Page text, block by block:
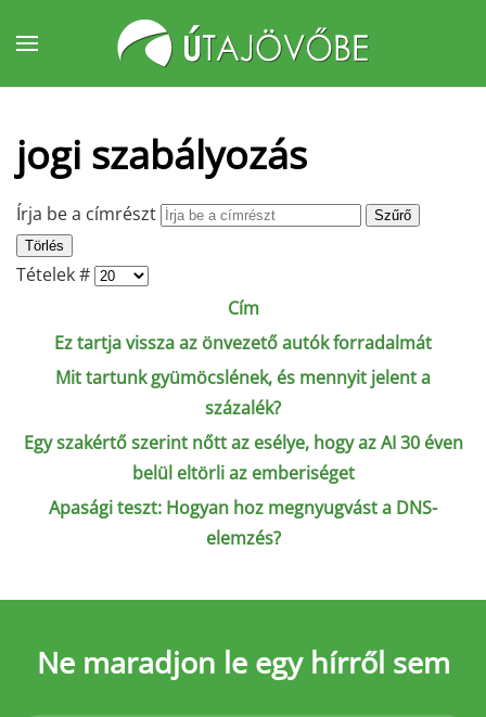
Fő tartalom átugrása
jogi szabályozás
Írja be a címrészt
Szűrő
Törlés
Tételek #
Cím
Ez tartja vissza az önvezető autók forradalmát
Mit tartunk gyümöcslének, és mennyit jelent a
százalék?
Egy szakértő szerint nőtt az esélye, hogy az AI 30 éven
belül eltörli az emberiséget
Apasági teszt: Hogyan hoz megnyugvást a DNS-
elemzés?
Ne maradjon le egy hírről sem